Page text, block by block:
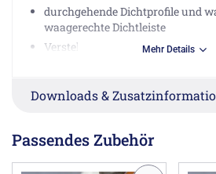
durchgehende Dichtprofile und
waagerechte Dichtleiste
Verstellbereich: 1,5 cm (=
Höhe: bis 150 cm
Montagezustand: teilmontiert
Abdichtung nach DIN 14428
Mehr Details
Downloads &
Passendes Zubehör